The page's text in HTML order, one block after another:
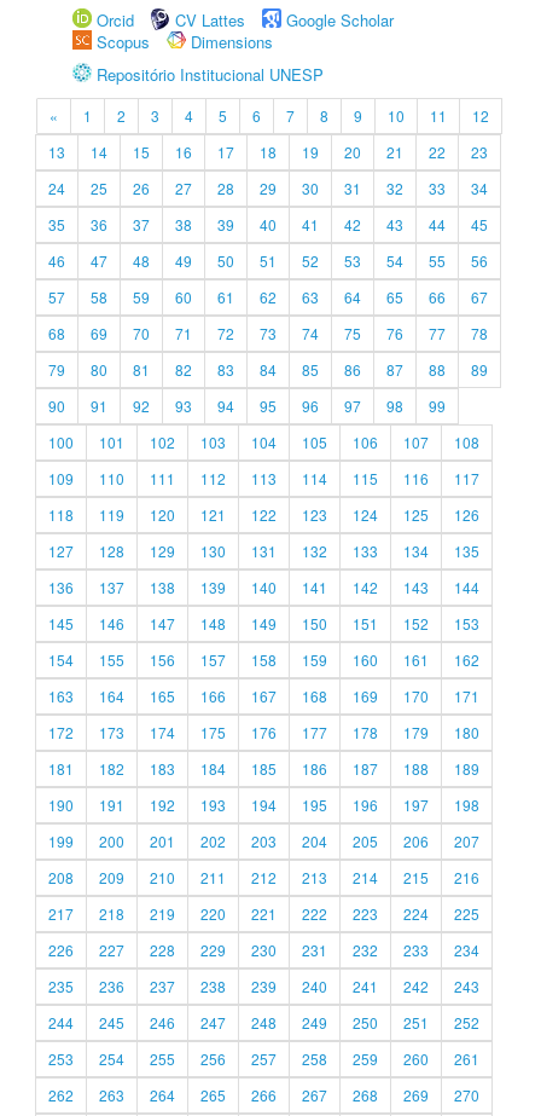
Orcid
CV Lattes
Google Scholar
Scopus
Dimensions
Repositório Institucional UNESP
« 1 2 3 4 5 6 7 8 9 10 11
12
13
14 15 16 17 18 19 20 21 22
23
24
25 26 27 28 29 30 31 32 33
34
35
36 37 38 39 40 41 42 43 44
45
46
47 48 49 50 51 52 53 54 55
56
57
58 59 60 61 62 63 64 65 66
67
68
69 70 71 72 73 74 75 76 77
78
79
80 81 82 83 84 85 86 87 88
89
90
91 92 93 94 95 96 97 98
99
100
101 102 103 104 105 106 107
108
109
110 111 112 113 114 115 116
117
118
119 120 121 122 123 124 125
126
127
128 129 130 131 132 133 134
135
136
137 138 139 140 141 142 143
144
145
146 147 148 149 150 151 152
153
154
155 156 157 158 159 160 161
162
163
164 165 166 167 168 169 170
171
172
173 174 175 176 177 178 179
180
181
182 183 184 185 186 187 188
189
190
191 192 193 194 195 196 197
198
199
200 201 202 203 204 205 206
207
208
209 210 211 212 213 214 215
216
217
218 219 220 221 222 223 224
225
226
227 228 229 230 231 232 233
234
235
236 237 238 239 240 241 242
243
244
245 246 247 248 249 250 251
252
253
254 255 256 257 258 259 260
261
262
263 264 265 266 267 268 269 270